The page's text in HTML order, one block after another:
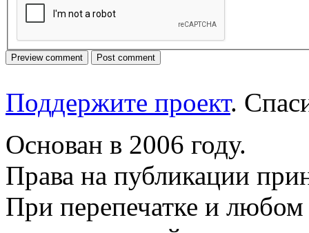
Поддержите проект.
Основан в 2006 году.
Права на публикации
При перепечатке и